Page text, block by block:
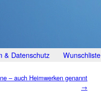
& Datenschutz Wunschliste
– auch Heimwerken genannt
→